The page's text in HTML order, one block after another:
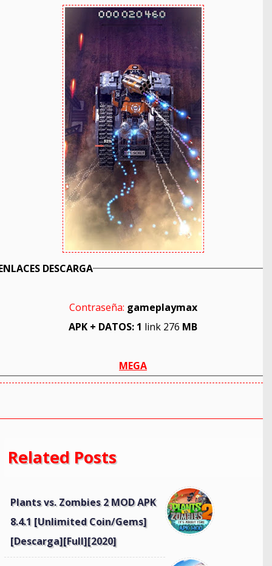
DESCARGA
Contraseña: gameplaymax
APK + DATOS: 1 link 276 MB
MEGA
Related Posts
Plants vs. Zombies 2 MOD APK
8.4.1 [Unlimited Coin/Gems]
[Descarga][Full][2020]